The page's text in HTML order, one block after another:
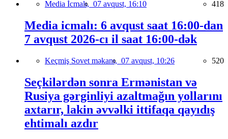
Media İcmalı, 07 avqust, 16:10 418
Media icmalı: 6 avqust saat 16:00-dan
7 avqust 2026-cı il saat 16:00-dək
Keçmiş Sovet məkanı, 07 avqust, 10:26 520
Seçkilərdən sonra Ermənistan və
Rusiya gərginliyi azaltmağın yollarını
axtarır, lakin əvvəlki ittifaqa qayıdış
ehtimalı azdır